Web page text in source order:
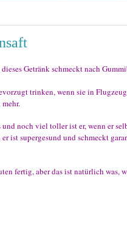
Getränk schmeckt nach
trinken, wenn sie in
noch viel toller ist er, wenn er
ist supergesund und schmeckt
fertig, aber das ist natürlich was,